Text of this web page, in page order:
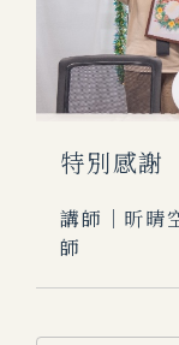
特別感謝
講師｜昕晴
師